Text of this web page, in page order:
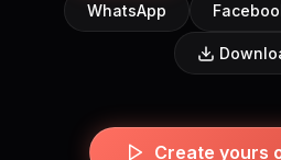
WhatsApp
Create yours